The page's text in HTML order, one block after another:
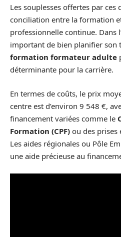
Les souplesses offertes par
conciliation entre la formation
professionnelle continue. Dans
important de bien planifier son
formation formateur adulte
déterminante pour la carrière.
En termes de coûts, le prix
centre est d’environ 9 548 €,
financement variées comme le
Formation (CPF) ou des prises
Les aides régionales ou Pôle
une aide précieuse au